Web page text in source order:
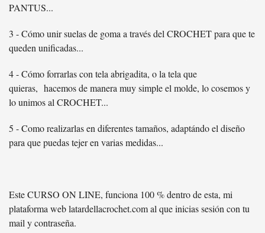
PANTUS...
3 - Cómo unir suelas de goma a través del CROCHET para que te
queden unificadas...
4 - Cómo forrarlas con tela abrigadita, o la tela que
quieras, hacemos de manera muy simple el molde, lo cosemos y
lo unimos al CROCHET...
5 - Como realizarlas en diferentes tamaños, adaptándo el diseño
para que puedas tejer en varias medidas...
Este CURSO ON LINE, funciona 100 % dentro de esta, mi
plataforma web latardellacrochet.com al que inicias sesión con tu
mail y contraseña.